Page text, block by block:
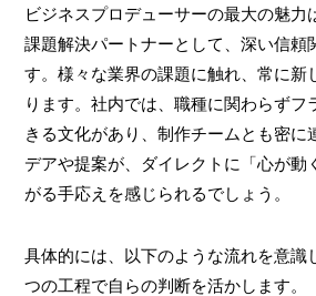
ビジネスプロデューサーの最大の魅力
課題解決パートナーとして、深い信頼
す。様々な業界の課題に触れ、常に新
ります。社内では、職種に関わらずフ
きる文化があり、制作チームとも密に
デアや提案が、ダイレクトに「心が動
がる手応えを感じられるでしょう。
具体的には、以下のような流れを意識
つの工程で自らの判断を活かします。